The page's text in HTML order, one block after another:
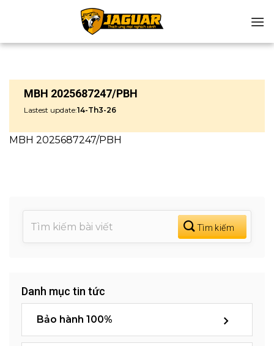
MBH 2025687247/PBH
Lastest update:14-Th3-26
MBH 2025687247/PBH
Danh mục tin tức
Bảo hành 100%